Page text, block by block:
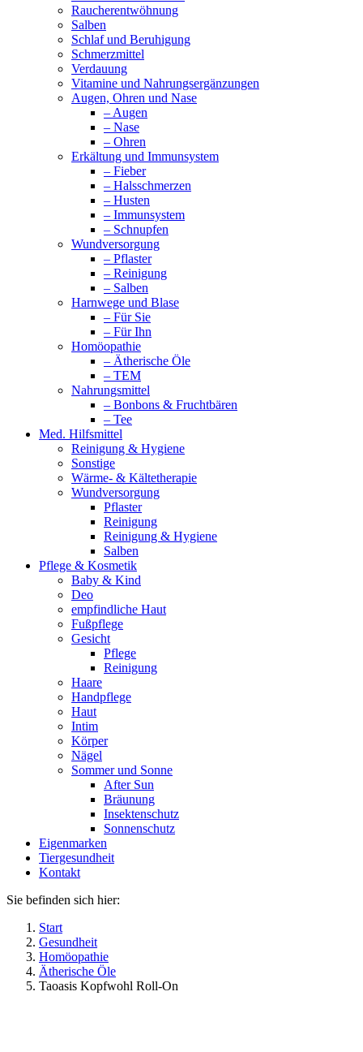
Raucherentwöhnung
Salben
Schlaf und Beruhigung
Schmerzmittel
Verdauung
Vitamine und Nahrungsergänzungen
Augen, Ohren und Nase
– Augen
– Nase
– Ohren
Erkältung und Immunsystem
– Fieber
– Halsschmerzen
– Husten
– Immunsystem
– Schnupfen
Wundversorgung
– Pflaster
– Reinigung
– Salben
Harnwege und Blase
– Für Sie
– Für Ihn
Homöopathie
– Ätherische Öle
– TEM
Nahrungsmittel
– Bonbons & Fruchtbären
– Tee
Med. Hilfsmittel
Reinigung & Hygiene
Sonstige
Wärme- & Kältetherapie
Wundversorgung
Pflaster
Reinigung
Reinigung & Hygiene
Salben
Pflege & Kosmetik
Baby & Kind
Deo
empfindliche Haut
Fußpflege
Gesicht
Pflege
Reinigung
Haare
Handpflege
Haut
Intim
Körper
Nägel
Sommer und Sonne
After Sun
Bräunung
Insektenschutz
Sonnenschutz
Eigenmarken
Tiergesundheit
Kontakt
Sie befinden sich hier:
Start
Gesundheit
Homöopathie
Ätherische Öle
Taoasis Kopfwohl Roll-On